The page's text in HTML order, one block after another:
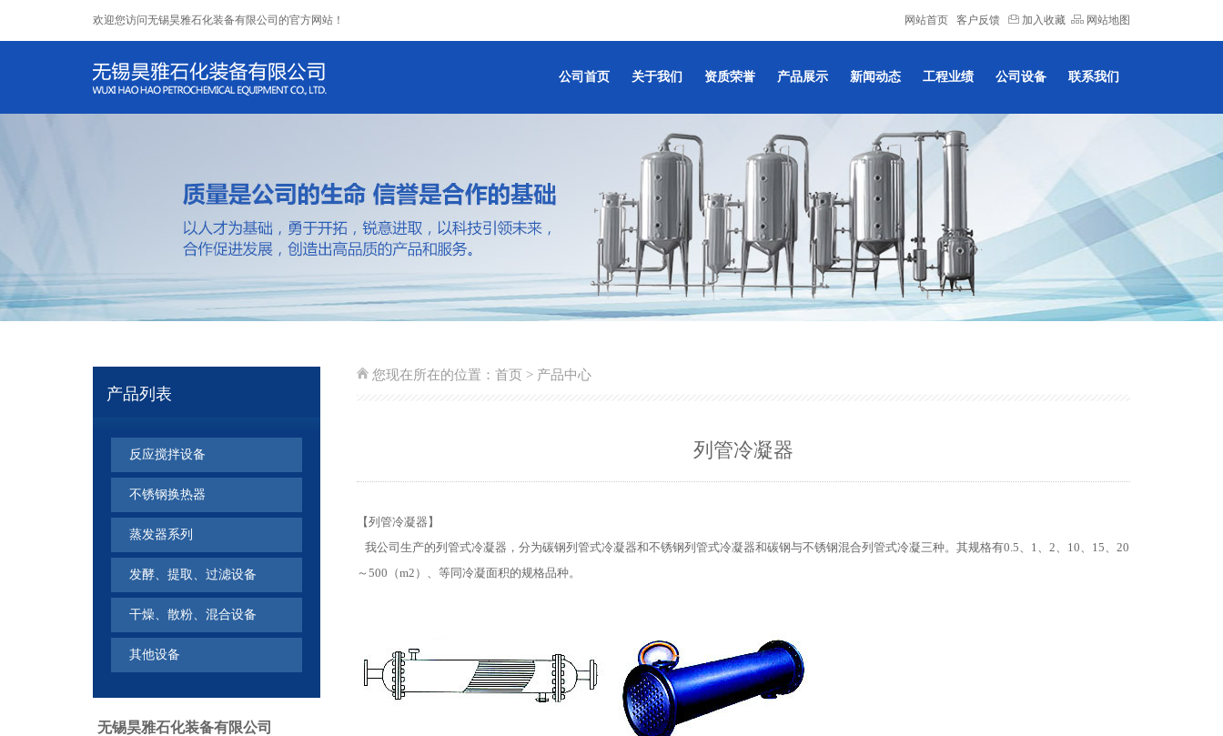
欢迎您访问无锡昊雅石化装备有限公司的官方网站！ 网站首页 客户反馈 加入收藏 网站地图
公司首页 关于我们 资质荣誉 产品展示 新闻动态 工程业绩 公司设备 联系我们
产品列表
反应搅拌设备
不锈钢换热器
蒸发器系列
发酵、提取、过滤设备
干燥、散粉、混合设备
其他设备
无锡昊雅石化装备有限公司
您现在所在的位置： 首页 > 产品中心
列管冷凝器
【列管冷凝器】
我公司生产的列管式冷凝器，分为碳钢列管式冷凝器和不锈钢列管式冷凝器和碳钢与不锈钢混合列管式冷凝三种。其规格有0.5、1、2、10、15、20
～500（m2）、等同冷凝面积的规格品种。